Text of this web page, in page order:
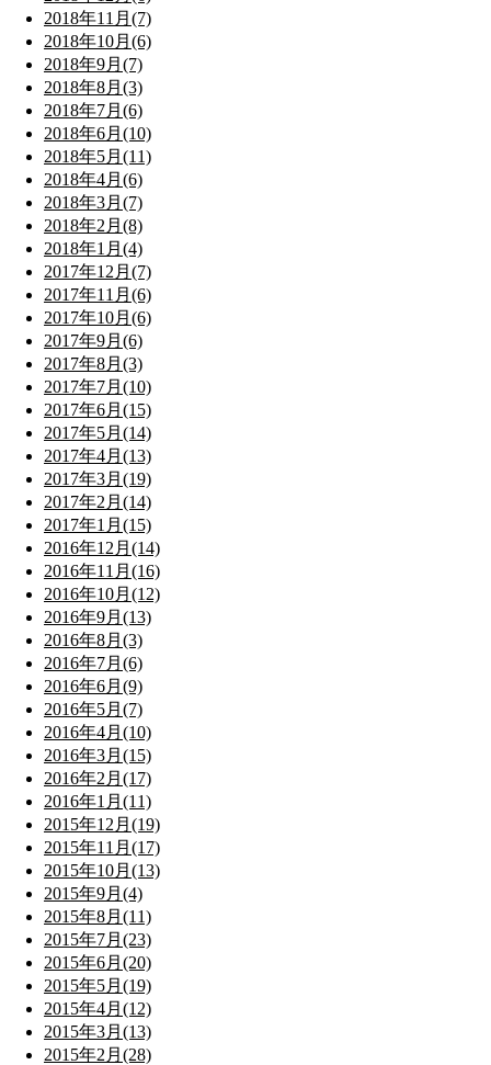
2018年11月(7)
2018年10月(6)
2018年9月(7)
2018年8月(3)
2018年7月(6)
2018年6月(10)
2018年5月(11)
2018年4月(6)
2018年3月(7)
2018年2月(8)
2018年1月(4)
2017年12月(7)
2017年11月(6)
2017年10月(6)
2017年9月(6)
2017年8月(3)
2017年7月(10)
2017年6月(15)
2017年5月(14)
2017年4月(13)
2017年3月(19)
2017年2月(14)
2017年1月(15)
2016年12月(14)
2016年11月(16)
2016年10月(12)
2016年9月(13)
2016年8月(3)
2016年7月(6)
2016年6月(9)
2016年5月(7)
2016年4月(10)
2016年3月(15)
2016年2月(17)
2016年1月(11)
2015年12月(19)
2015年11月(17)
2015年10月(13)
2015年9月(4)
2015年8月(11)
2015年7月(23)
2015年6月(20)
2015年5月(19)
2015年4月(12)
2015年3月(13)
2015年2月(28)